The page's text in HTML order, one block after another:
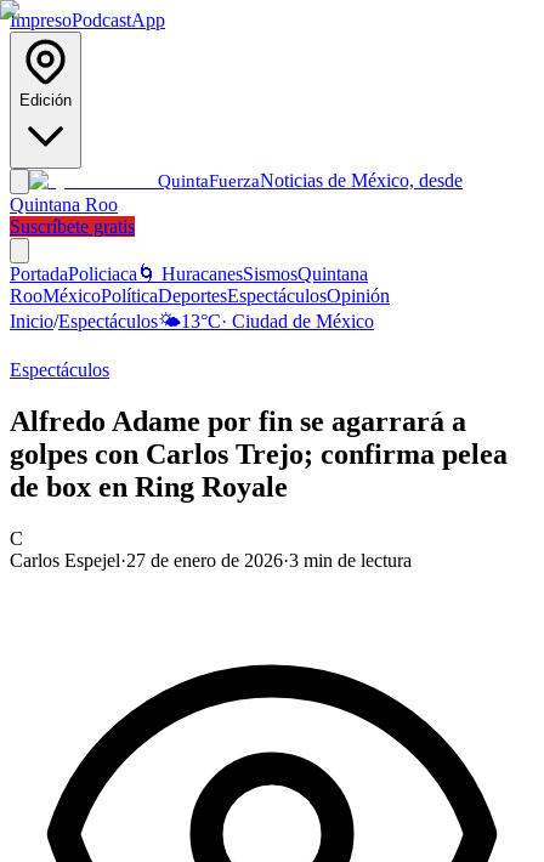
ImpresoPodcastApp
Edición
QuintaFuerzaNoticias de México, desde
Quintana Roo
Suscríbete gratis
PortadaPoliciaca 🌀 HuracanesSismosQuintana
RooMéxicoPolíticaDeportesEspectáculosOpinión
Inicio/Espectáculos🌤️13°C· Ciudad de México
Espectáculos
Alfredo Adame por fin se agarrará a
golpes con Carlos Trejo; confirma pelea
de box en Ring Royale
C
Carlos Espejel·27 de enero de 2026·3 min de lectura